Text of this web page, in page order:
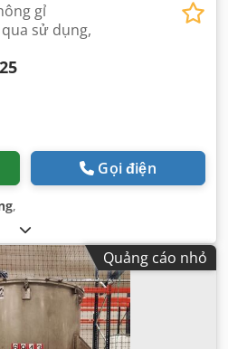
gỉ
sử dụng,
Gọi điện
,
Quảng cáo nhỏ